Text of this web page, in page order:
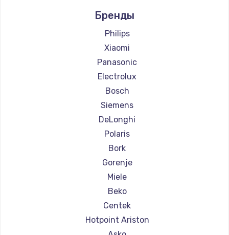
Заказать
Ремонт термоблока/пароблока
400 руб.
Ремонт кофемашин Ascaso
Ремонт кофемашин Jura
Ремонт кофемашин Olympia
Ремонт кофемашин Saeco
Ремонт кофемашин La Cimbali
Ремонт кофемашин WMF
Ремонт кофемашин Yamaguchi
Ремонт кофемашин Nivona
Ремонт кофемашин Astoria
Ремонт кофемашин JVC
Ремонт кофемашин Ariston
Ремонт кофемашин Grundig
Ремонт кофемашин ROCKET MOZZAFIATO
Ремонт кофемашин Vivitek
Ремонт кофемашин Thomson
Ремонт кофемашин Hisense
Бренды
Philips
Xiaomi
Panasonic
Electrolux
Bosch
Siemens
DeLonghi
Polaris
Bork
Gorenje
Miele
Beko
Centek
Hotpoint Ariston